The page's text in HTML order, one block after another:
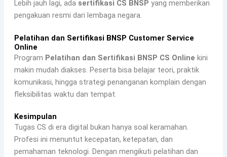
Lebih jauh lagi, ada sertifikasi CS BNSP yang memberikan
pengakuan resmi dari lembaga negara.
Pelatihan dan Sertifikasi BNSP Customer Service
Online
Program Pelatihan dan Sertifikasi BNSP CS Online kini
makin mudah diakses. Peserta bisa belajar teori, praktik
komunikasi, hingga strategi penanganan komplain dengan
fleksibilitas waktu dan tempat.
Kesimpulan
Tugas CS di era digital bukan hanya soal keramahan.
Profesi ini menuntut kecepatan, ketepatan, dan
pemahaman teknologi. Dengan mengikuti pelatihan dan